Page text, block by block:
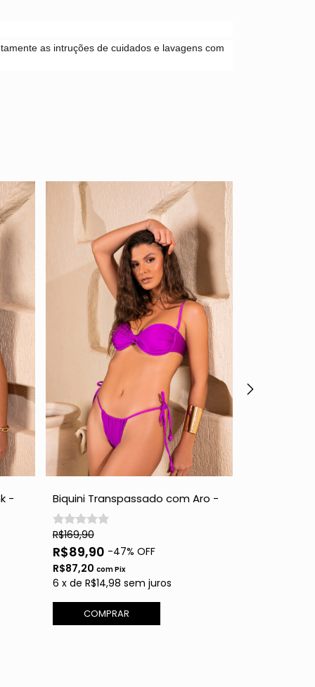
as intruções de cuidados e lavagens com
-
Biquini Transpassado com Aro -
Purple
R$169,90
R$89,90 -47% OFF
R$87,20 comPix
6 x de R$14,98 sem juros
COMPRAR